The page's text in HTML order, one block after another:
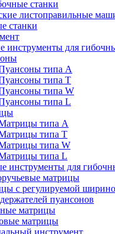
станки
листоправильные
станки
инструменты для
типа A
типа T
типа W
типа L
типа A
типа T
типа W
типа L
инструменты для
матрицы
с регулируемой
пуансонов
матрицы
матрицы
инструмент